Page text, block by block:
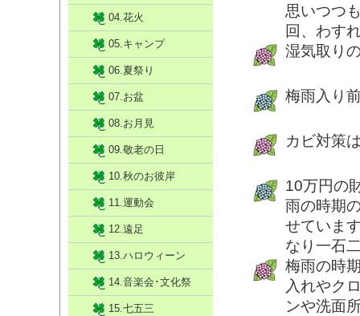
思いつつ
回、わす
湿気取り
梅雨入り
カビ対策
10万円の
雨の時期
せていま
なり一石
梅雨の時
入れやク
ンや洗面
04.花火
05.キャンプ
06.夏祭り
07.お盆
08.お月見
09.敬老の日
10.秋のお彼岸
11.運動会
12.遠足
13.ハロウィーン
14.音楽会･文化祭
15.七五三